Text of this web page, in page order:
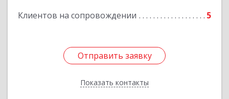
Клиентов на сопровождении 5
Отправить заявку
Показать контакты
Отправить заявку
Назад